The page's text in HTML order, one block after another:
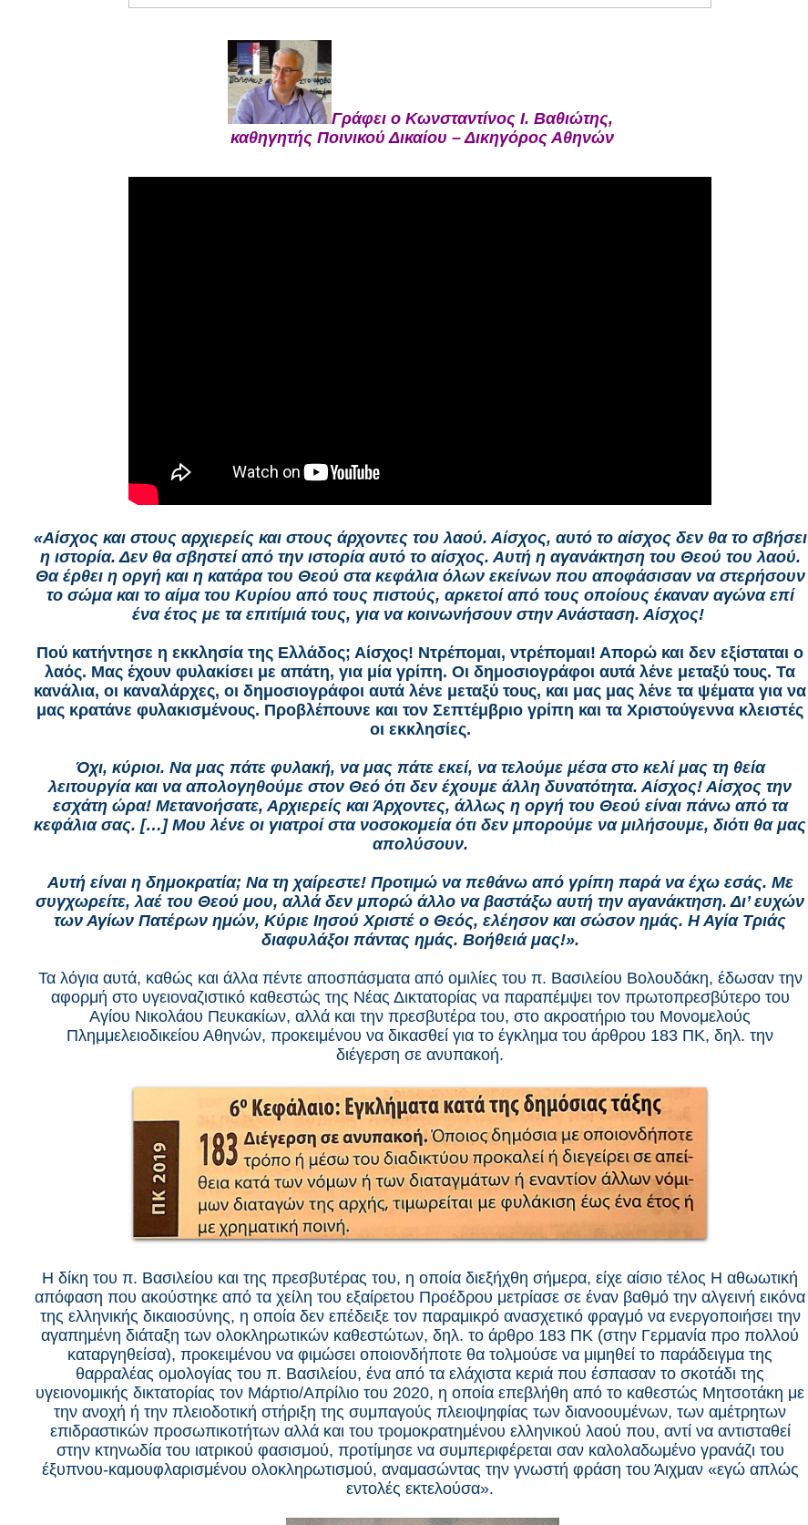
Γράφει ο Κωνσταντίνος Ι. Βαθιώτης,
καθηγητής Ποινικού Δικαίου – Δικηγόρος Αθηνών
«Αίσχος και στους αρχιερείς και στους άρχοντες του λαού. Αίσχος, αυτό το αίσχος δεν θα το σβήσει
η ιστορία. Δεν θα σβηστεί από την ιστορία αυτό το αίσχος. Αυτή η αγανάκτηση του Θεού του λαού.
Θα έρθει η οργή και η κατάρα του Θεού στα κεφάλια όλων εκείνων που αποφάσισαν να στερήσουν
το σώμα και το αίμα του Κυρίου από τους πιστούς, αρκετοί από τους οποίους έκαναν αγώνα επί
ένα έτος με τα επιτίμιά τους, για να κοινωνήσουν στην Ανάσταση. Αίσχος!
Πού κατήντησε η εκκλησία της Ελλάδος; Αίσχος! Ντρέπομαι, ντρέπομαι! Απορώ και δεν εξίσταται ο
λαός. Μας έχουν φυλακίσει με απάτη, για μία γρίπη. Οι δημοσιογράφοι αυτά λένε μεταξύ τους. Τα
κανάλια, οι καναλάρχες, οι δημοσιογράφοι αυτά λένε μεταξύ τους, και μας μας λένε τα ψέματα για να
μας κρατάνε φυλακισμένους. Προβλέπουνε και τον Σεπτέμβριο γρίπη και τα Χριστούγεννα κλειστές
οι εκκλησίες.
Όχι, κύριοι. Να μας πάτε φυλακή, να μας πάτε εκεί, να τελούμε μέσα στο κελί μας τη θεία
λειτουργία και να απολογηθούμε στον Θεό ότι δεν έχουμε άλλη δυνατότητα. Αίσχος! Αίσχος την
εσχάτη ώρα! Μετανοήσατε, Αρχιερείς και Άρχοντες, άλλως η οργή του Θεού είναι πάνω από τα
κεφάλια σας. […] Μου λένε οι γιατροί στα νοσοκομεία ότι δεν μπορούμε να μιλήσουμε, διότι θα μας
απολύσουν.
Αυτή είναι η δημοκρατία; Να τη χαίρεστε! Προτιμώ να πεθάνω από γρίπη παρά να έχω εσάς. Με
συγχωρείτε, λαέ του Θεού μου, αλλά δεν μπορώ άλλο να βαστάξω αυτή την αγανάκτηση. Δι’ ευχών
των Αγίων Πατέρων ημών, Κύριε Ιησού Χριστέ ο Θεός, ελέησον και σώσον ημάς. Η Αγία Τριάς
διαφυλάξοι πάντας ημάς. Βοήθειά μας!».
Τα λόγια αυτά, καθώς και άλλα πέντε αποσπάσματα από ομιλίες του π. Βασιλείου Βολουδάκη, έδωσαν την
αφορμή στο υγειοναζιστικό καθεστώς της Νέας Δικτατορίας να παραπέμψει τον πρωτοπρεσβύτερο του
Αγίου Νικολάου Πευκακίων, αλλά και την πρεσβυτέρα του, στο ακροατήριο του Μονομελούς
Πλημμελειοδικείου Αθηνών, προκειμένου να δικασθεί για το έγκλημα του άρθρου 183 ΠΚ, δηλ. την
διέγερση σε ανυπακοή.
Η δίκη του π. Βασιλείου και της πρεσβυτέρας του, η οποία διεξήχθη σήμερα, είχε αίσιο τέλος Η αθωωτική
απόφαση που ακούστηκε από τα χείλη του εξαίρετου Προέδρου μετρίασε σε έναν βαθμό την αλγεινή εικόνα
της ελληνικής δικαιοσύνης, η οποία δεν επέδειξε τον παραμικρό ανασχετικό φραγμό να ενεργοποιήσει την
αγαπημένη διάταξη των ολοκληρωτικών καθεστώτων, δηλ. το άρθρο 183 ΠΚ (στην Γερμανία προ πολλού
καταργηθείσα), προκειμένου να φιμώσει οποιονδήποτε θα τολμούσε να μιμηθεί το παράδειγμα της
θαρραλέας ομολογίας του π. Βασιλείου, ένα από τα ελάχιστα κεριά που έσπασαν το σκοτάδι της
υγειονομικής δικτατορίας τον Μάρτιο/Απρίλιο του 2020, η οποία επεβλήθη από το καθεστώς Μητσοτάκη με
την ανοχή ή την πλειοδοτική στήριξη της συμπαγούς πλειοψηφίας των διανοουμένων, των αμέτρητων
επιδραστικών προσωπικοτήτων αλλά και του τρομοκρατημένου ελληνικού λαού που, αντί να αντισταθεί
στην κτηνωδία του ιατρικού φασισμού, προτίμησε να συμπεριφέρεται σαν καλολαδωμένο γρανάζι του
έξυπνου-καμουφλαρισμένου ολοκληρωτισμού, αναμασώντας την γνωστή φράση του Άιχμαν «εγώ απλώς
εντολές εκτελούσα».